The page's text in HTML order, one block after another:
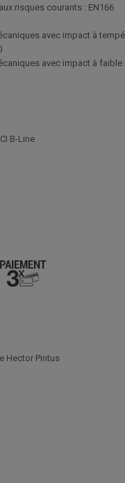
risques courants : EN166
avec impact à
avec impact à faible
B-Line
Hector Pintus